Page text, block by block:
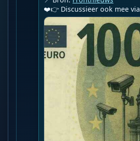
❤️👉 Discussieer ook mee via